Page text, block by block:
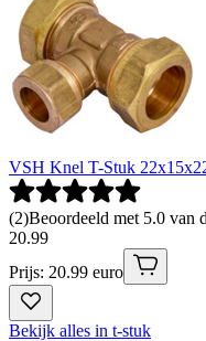
VSH Knel T-Stuk
(2)Beoordeeld met 5.0 van
20.99
Prijs: 20.99 euro
Bekijk alles in t-stuk